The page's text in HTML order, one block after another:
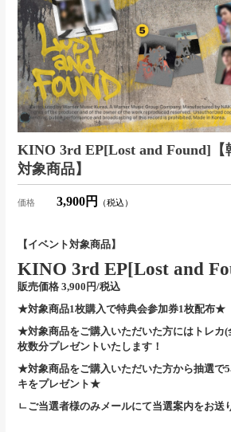
KINO 3rd EP[Lost and Found]【
対象商品】
価格 3,900円 （税込）
【イベント対象商品】
KINO 3rd EP[Lost and
販売価格 3,900円/税込
★対象商品1枚購入で特典会参加券1枚配布★
★対象商品をご購入いただいた方にはトレカ(
枚数分プレゼントいたします！
★対象商品をご購入いただいた方から抽選で
キをプレゼント★
ㄴご当選者様のみメールにて当選案内をお送